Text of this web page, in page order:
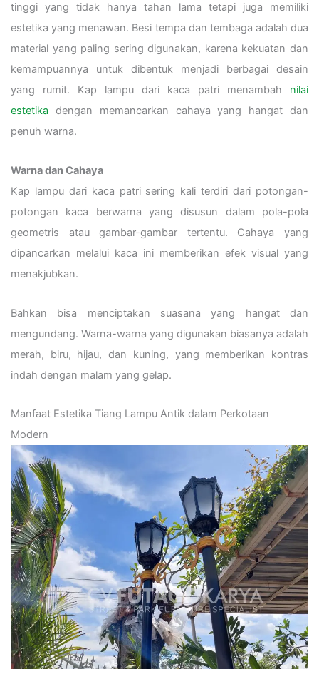
tinggi yang tidak hanya tahan lama tetapi juga memiliki
estetika yang menawan. Besi tempa dan tembaga adalah dua
material yang paling sering digunakan, karena kekuatan dan
kemampuannya untuk dibentuk menjadi berbagai desain
yang rumit. Kap lampu dari kaca patri menambah nilai
estetika dengan memancarkan cahaya yang hangat dan
penuh warna.
Warna dan Cahaya
Kap lampu dari kaca patri sering kali terdiri dari potongan-
potongan kaca berwarna yang disusun dalam pola-pola
geometris atau gambar-gambar tertentu. Cahaya yang
dipancarkan melalui kaca ini memberikan efek visual yang
menakjubkan.
Bahkan bisa menciptakan suasana yang hangat dan
mengundang. Warna-warna yang digunakan biasanya adalah
merah, biru, hijau, dan kuning, yang memberikan kontras
indah dengan malam yang gelap.
Manfaat Estetika Tiang Lampu Antik dalam Perkotaan
Modern